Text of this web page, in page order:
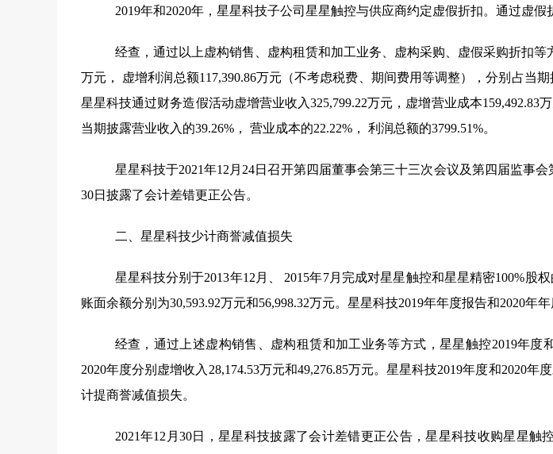
2019年和2020年，星星科技子公司星星触控与供应商约定虚假折扣。通过虚假
经查，通过以上虚构销售、虚构租赁和加工业务、虚构采购、虚假采购折扣等
万元， 虚增利润总额117,390.86万元（不考虑税费、期间费用等调整），分别占当
星星科技通过财务造假活动虚增营业收入325,799.22万元，虚增营业成本159,492.83
当期披露营业收入的39.26%， 营业成本的22.22%， 利润总额的3799.51%。
星星科技于2021年12月24日召开第四届董事会第三十三次会议及第四届监事
30日披露了会计差错更正公告。
二、星星科技少计商誉减值损失
星星科技分别于2013年12月、2015年7月完成对星星触控和星星精密100%股
账面余额分别为30,593.92万元和56,998.32万元。星星科技2019年年度报告和2020年年
经查，通过上述虚构销售、虚构租赁和加工业务等方式，星星触控2019年度
2020年度分别虚增收入28,174.53万元和49,276.85万元。星星科技2019年度和2020年
计提商誉减值损失。
2021年12月 30日，星星科技披露了会计差错更正公告，星星科技收购星星触